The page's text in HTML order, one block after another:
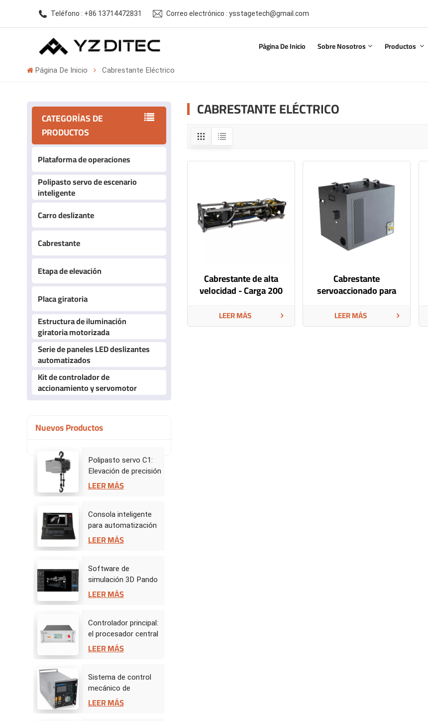
Teléfono : +86 13714472831 Correo electrónico : ysstagetech@gmail.com
Página De Inicio Sobre Nosotros Productos
Página De Inicio Cabrestante Eléctrico
CATEGORÍAS DE
PRODUCTOS
Plataforma de operaciones
Polipasto servo de escenario
inteligente
Carro deslizante
Cabrestante
Etapa de elevación
Placa giratoria
Estructura de iluminación
giratoria motorizada
Serie de paneles LED deslizantes
automatizados
Kit de controlador de
accionamiento y servomotor
Nuevos Productos
Polipasto servo C1:
Elevación de precisión
para actuaciones
LEER MÁS
Consola inteligente
para automatización
de escenarios
LEER MÁS
Software de
simulación 3D Pando
- Centro de mando de
LEER MÁS
Controlador principal:
el procesador central
de la automatización
LEER MÁS
Sistema de control
mecánico de
escenario -
LEER MÁS
CABRESTANTE ELÉCTRICO
Cabrestante de alta
velocidad - Carga 200
LEER MÁS
Cabrestante
servoaccionado para
LEER MÁS